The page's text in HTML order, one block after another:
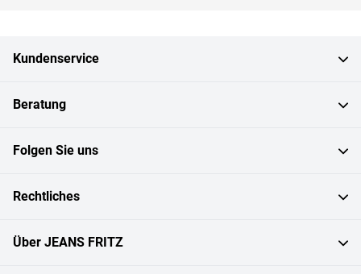
Kundenservice
Beratung
Folgen Sie uns
Rechtliches
Über JEANS FRITZ